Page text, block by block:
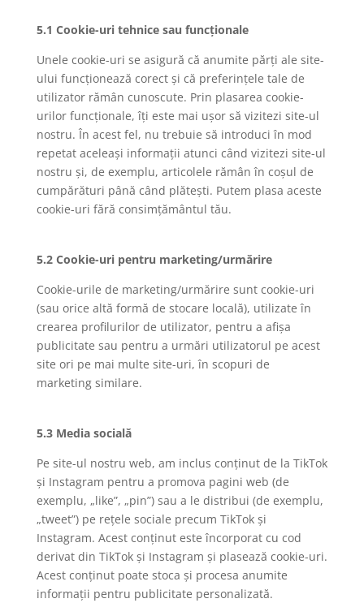
5.1 Cookie-uri tehnice sau funcționale
Unele cookie-uri se asigură că anumite părți ale site-
ului funcționează corect și că preferințele tale de
utilizator rămân cunoscute. Prin plasarea cookie-
urilor funcționale, îți este mai ușor să vizitezi site-ul
nostru. În acest fel, nu trebuie să introduci în mod
repetat aceleași informații atunci când vizitezi site-ul
nostru și, de exemplu, articolele rămân în coșul de
cumpărături până când plătești. Putem plasa aceste
cookie-uri fără consimțământul tău.
5.2 Cookie-uri pentru marketing/urmărire
Cookie-urile de marketing/urmărire sunt cookie-uri
(sau orice altă formă de stocare locală), utilizate în
crearea profilurilor de utilizator, pentru a afișa
publicitate sau pentru a urmări utilizatorul pe acest
site ori pe mai multe site-uri, în scopuri de
marketing similare.
5.3 Media socială
Pe site-ul nostru web, am inclus conținut de la TikTok
și Instagram pentru a promova pagini web (de
exemplu, „like”, „pin”) sau a le distribui (de exemplu,
„tweet”) pe rețele sociale precum TikTok și
Instagram. Acest conținut este încorporat cu cod
derivat din TikTok și Instagram și plasează cookie-uri.
Acest conținut poate stoca și procesa anumite
informații pentru publicitate personalizată.